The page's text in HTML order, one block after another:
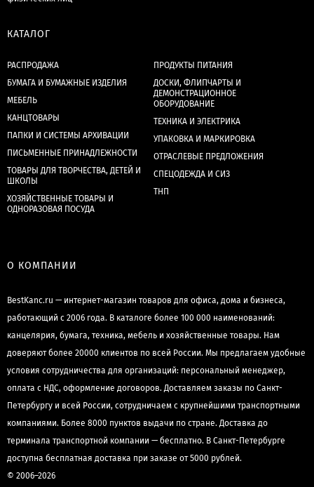
КАТАЛОГ
РАСПРОДАЖА
БУМАГА И БУМАЖНЫЕ ИЗДЕЛИЯ
МЕБЕЛЬ
КАНЦТОВАРЫ
ПАПКИ И СИСТЕМЫ АРХИВАЦИИ
ПИСЬМЕННЫЕ ПРИНАДЛЕЖНОСТИ
ТОВАРЫ ДЛЯ ТВОРЧЕСТВА, ДЕТЕЙ И
ШКОЛЫ
ХОЗЯЙСТВЕННЫЕ ТОВАРЫ И
ОДНОРАЗОВАЯ ПОСУДА
ПРОДУКТЫ ПИТАНИЯ
ДОСКИ, ФЛИПЧАРТЫ И
ДЕМОНСТРАЦИОННОЕ
ОБОРУДОВАНИЕ
ТЕХНИКА И ЭЛЕКТРИКА
УПАКОВКА И МАРКИРОВКА
ОТРАСЛЕВЫЕ ПРЕДЛОЖЕНИЯ
СПЕЦОДЕЖДА И СИЗ
ТНП
О КОМПАНИИ
BestKanc.ru — интернет-магазин товаров для офиса, дома и бизнеса,
работающий с 2006 года. В каталоге более 100 000 наименований:
канцелярия, бумага, техника, мебель и хозяйственные товары. Нам
доверяют более 20000 клиентов по всей России. Мы предлагаем удобные
условия сотрудничества для организаций: персональный менеджер,
оплата с НДС, оформление договоров. Доставляем заказы по Санкт-
Петербургу и всей России, сотрудничаем с крупнейшими транспортными
компаниями. Более 8000 пунктов выдачи по стране. Доставка до
терминала транспортной компании — бесплатно. В Санкт-Петербурге
доступна бесплатная доставка при заказе от 5000 рублей.
© 2006–2026